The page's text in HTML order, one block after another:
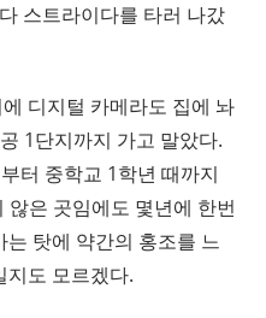
스트라이다를 타러 나갔
디지털 카메라도 집에 놔
1단지까지 가고 말았다.
터 중학교 1학년 때까지
않은 곳임에도 몇년에 한번
탓에 약간의 홍조를 느
지도 모르겠다.